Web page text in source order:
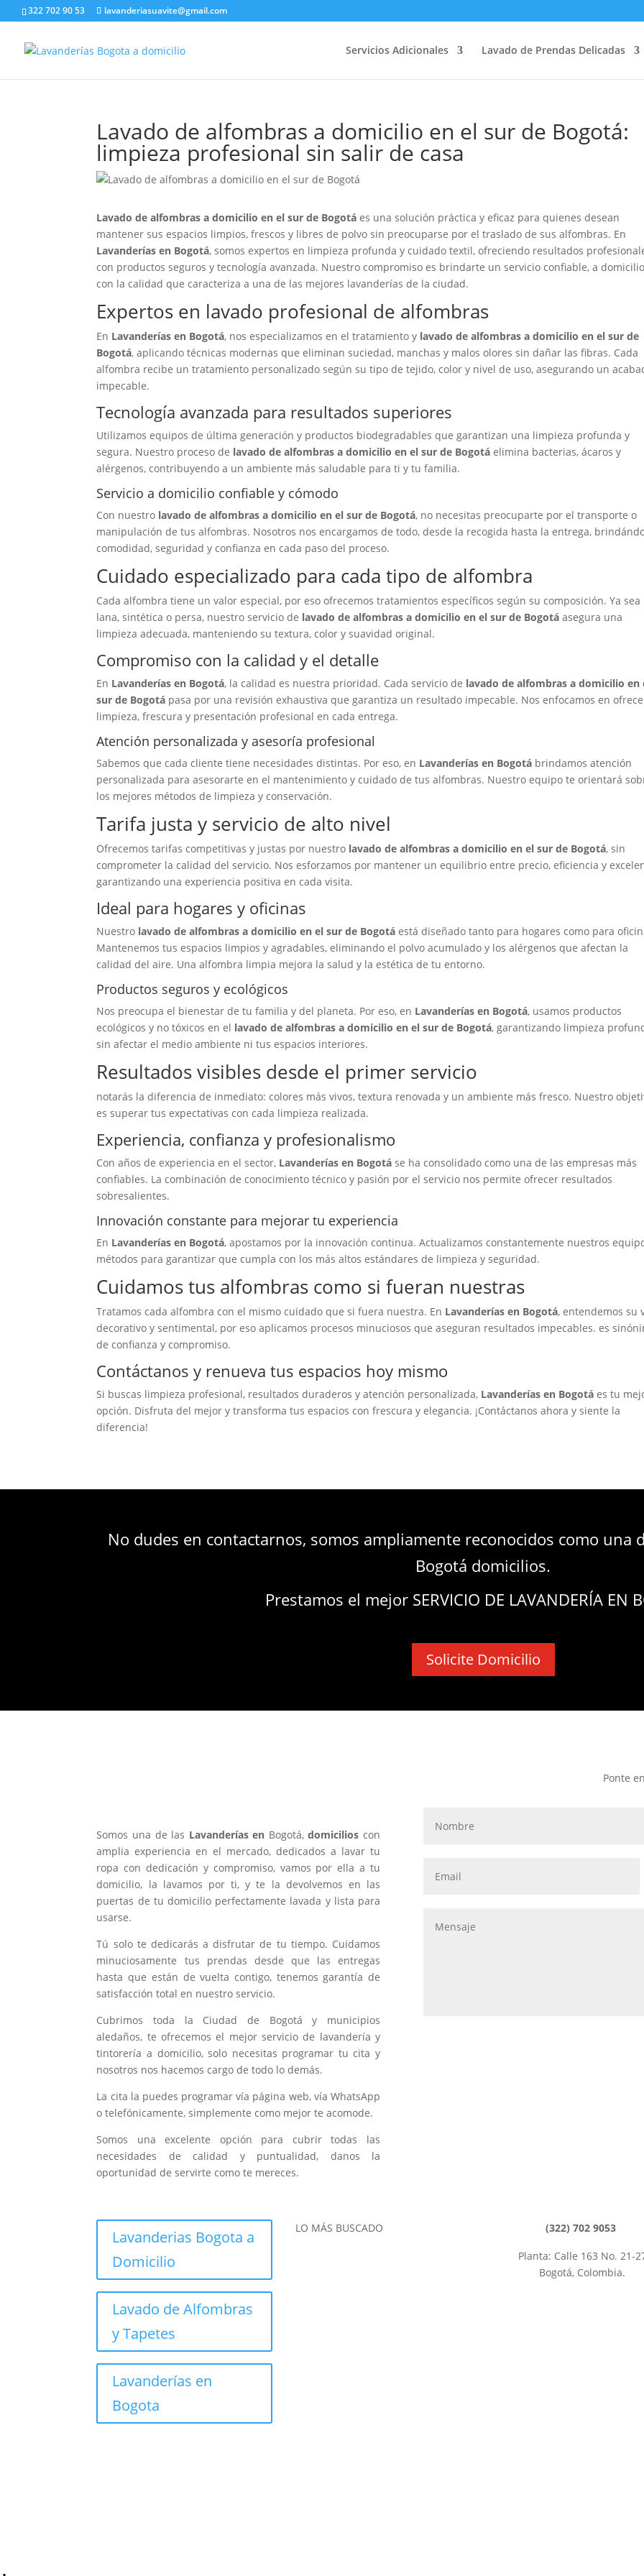
322 702 90 53 lavanderiasuavite@gmail.com
Servicios Adicionales Lavado de Prendas Delicadas
Lavado de alfombras a domicilio en el sur de Bogotá:
limpieza profesional sin salir de casa
Lavado de alfombras a domicilio en el sur de Bogotá es una solución práctica y eficaz para quienes desean
mantener sus espacios limpios, frescos y libres de polvo sin preocuparse por el traslado de sus alfombras. En
Lavanderías en Bogotá, somos expertos en limpieza profunda y cuidado textil, ofreciendo resultados
con productos seguros y tecnología avanzada. Nuestro compromiso es brindarte un servicio confiable, a
con la calidad que caracteriza a una de las mejores lavanderías de la ciudad.
Expertos en lavado profesional de alfombras
En Lavanderías en Bogotá, nos especializamos en el tratamiento y lavado de alfombras a domicilio en el sur de
Bogotá, aplicando técnicas modernas que eliminan suciedad, manchas y malos olores sin dañar las fibras. Cada
alfombra recibe un tratamiento personalizado según su tipo de tejido, color y nivel de uso, asegurando un
impecable.
Tecnología avanzada para resultados superiores
Utilizamos equipos de última generación y productos biodegradables que garantizan una limpieza profunda y
segura. Nuestro proceso de lavado de alfombras a domicilio en el sur de Bogotá elimina bacterias, ácaros y
alérgenos, contribuyendo a un ambiente más saludable para ti y tu familia.
Servicio a domicilio confiable y cómodo
Con nuestro lavado de alfombras a domicilio en el sur de Bogotá, no necesitas preocuparte por el transporte o
manipulación de tus alfombras. Nosotros nos encargamos de todo, desde la recogida hasta la entrega,
comodidad, seguridad y confianza en cada paso del proceso.
Cuidado especializado para cada tipo de alfombra
Cada alfombra tiene un valor especial, por eso ofrecemos tratamientos específicos según su composición. Ya sea
lana, sintética o persa, nuestro servicio de lavado de alfombras a domicilio en el sur de Bogotá asegura una
limpieza adecuada, manteniendo su textura, color y suavidad original.
Compromiso con la calidad y el detalle
En Lavanderías en Bogotá, la calidad es nuestra prioridad. Cada servicio de lavado de alfombras a domicilio en
sur de Bogotá pasa por una revisión exhaustiva que garantiza un resultado impecable. Nos enfocamos en
limpieza, frescura y presentación profesional en cada entrega.
Atención personalizada y asesoría profesional
Sabemos que cada cliente tiene necesidades distintas. Por eso, en Lavanderías en Bogotá brindamos atención
personalizada para asesorarte en el mantenimiento y cuidado de tus alfombras. Nuestro equipo te orientará
los mejores métodos de limpieza y conservación.
Tarifa justa y servicio de alto nivel
Ofrecemos tarifas competitivas y justas por nuestro lavado de alfombras a domicilio en el sur de Bogotá, sin
comprometer la calidad del servicio. Nos esforzamos por mantener un equilibrio entre precio, eficiencia y
garantizando una experiencia positiva en cada visita.
Ideal para hogares y oficinas
Nuestro lavado de alfombras a domicilio en el sur de Bogotá está diseñado tanto para hogares como para
Mantenemos tus espacios limpios y agradables, eliminando el polvo acumulado y los alérgenos que afectan la
calidad del aire. Una alfombra limpia mejora la salud y la estética de tu entorno.
Productos seguros y ecológicos
Nos preocupa el bienestar de tu familia y del planeta. Por eso, en Lavanderías en Bogotá, usamos productos
ecológicos y no tóxicos en el lavado de alfombras a domicilio en el sur de Bogotá, garantizando limpieza
sin afectar el medio ambiente ni tus espacios interiores.
Resultados visibles desde el primer servicio
notarás la diferencia de inmediato: colores más vivos, textura renovada y un ambiente más fresco. Nuestro
es superar tus expectativas con cada limpieza realizada.
Experiencia, confianza y profesionalismo
Con años de experiencia en el sector, Lavanderías en Bogotá se ha consolidado como una de las empresas más
confiables. La combinación de conocimiento técnico y pasión por el servicio nos permite ofrecer resultados
sobresalientes.
Innovación constante para mejorar tu experiencia
En Lavanderías en Bogotá, apostamos por la innovación continua. Actualizamos constantemente nuestros
métodos para garantizar que cumpla con los más altos estándares de limpieza y seguridad.
Cuidamos tus alfombras como si fueran nuestras
Tratamos cada alfombra con el mismo cuidado que si fuera nuestra. En Lavanderías en Bogotá, entendemos su
decorativo y sentimental, por eso aplicamos procesos minuciosos que aseguran resultados impecables. es
de confianza y compromiso.
Contáctanos y renueva tus espacios hoy mismo
Si buscas limpieza profesional, resultados duraderos y atención personalizada, Lavanderías en Bogotá es tu
opción. Disfruta del mejor y transforma tus espacios con frescura y elegancia. ¡Contáctanos ahora y siente la
diferencia!
No dudes en contactarnos, somos ampliamente reconocidos como una
Bogotá domicilios.
Prestamos el mejor SERVICIO DE LAVANDERÍA EN
Solicite Domicilio
Somos una de las Lavanderías en Bogotá,domicilios con
amplia experiencia en el mercado, dedicados a lavar tu
ropa con dedicación y compromiso, vamos por ella a tu
domicilio, la lavamos por ti, y te la devolvemos en las
puertas de tu domicilio perfectamente lavada y lista para
usarse.
Tú solo te dedicarás a disfrutar de tu tiempo. Cuidamos
minuciosamente tus prendas desde que las entregas
hasta que están de vuelta contigo, tenemos garantía de
satisfacción total en nuestro servicio.
Cubrimos toda la Ciudad de Bogotá y municipios
aledaños, te ofrecemos el mejor servicio de lavandería y
tintorería a domicilio, solo necesitas programar tu cita y
nosotros nos hacemos cargo de todo lo demás.
La cita la puedes programar vía página web, vía WhatsApp
o telefónicamente, simplemente como mejor te acomode.
Somos una excelente opción para cubrir todas las
necesidades de calidad y puntualidad, danos la
oportunidad de servirte como te mereces.
Ponte
Lavanderias Bogota a
Domicilio
Lavado de Alfombras
y Tapetes
Lavanderías en
Bogota
LO MÁS BUSCADO
(322) 702 9053
Planta: Calle 163 No. 21-
Bogotá, Colombia.